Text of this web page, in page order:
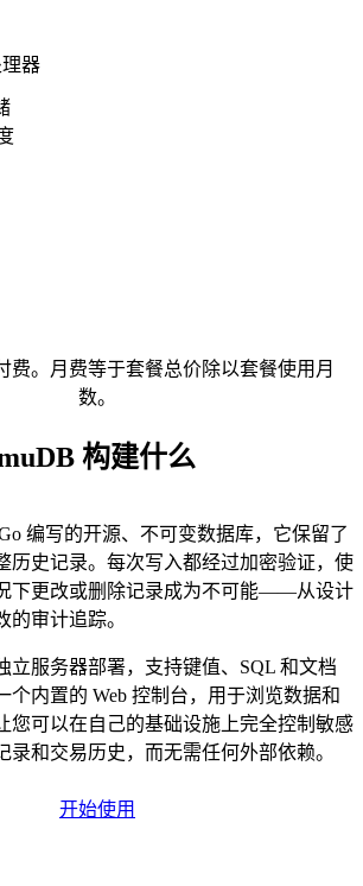
器
费。月费等于套餐总价除以套餐使用月
数。
构建什么
编写的开源、不可变数据库，它保留了
历史记录。每次写入都经过加密验证，使
下更改或删除记录成为不可能——从设计
的审计追踪。
立服务器部署，支持键值、SQL 和文档
个内置的 Web 控制台，用于浏览数据和
您可以在自己的基础设施上完全控制敏感
录和交易历史，而无需任何外部依赖。
开始使用